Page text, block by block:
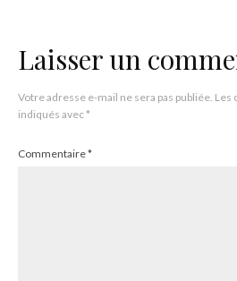
Laisser un
Votre adresse e-mail ne sera pas publiée. Les
indiqués avec*
Commentaire*